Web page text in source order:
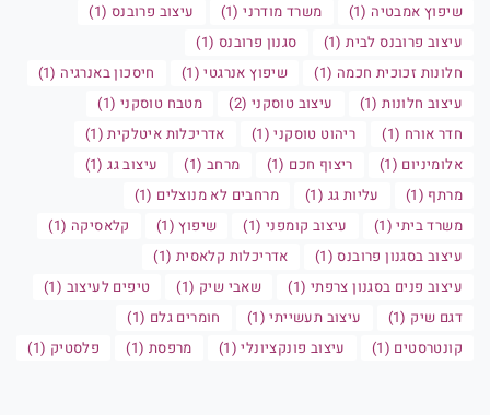
שיפוץ אמבטיה (1)
משרד מודרני (1)
עיצוב פרובנס (1)
עיצוב פרובנס לבית (1)
סגנון פרובנס (1)
חלונות זכוכית חכמה (1)
שיפוץ אנרגטי (1)
חיסכון באנרגיה (1)
עיצוב חלונות (1)
עיצוב טוסקני (2)
מטבח טוסקני (1)
חדר אורח (1)
ריהוט טוסקני (1)
אדריכלות איטלקית (1)
אלומיניום (1)
ריצוף חכם (1) מרחב (1)
עיצוב גג (1)
מרתף (1)
עליות גג (1)
מרחבים לא מנוצלים (1)
משרד ביתי (1)
עיצוב קומפני (1) שיפוץ (1)
קלאסיקה (1)
עיצוב בסגנון פרובנס (1)
אדריכלות קלאסית (1)
עיצוב פנים בסגנון צרפתי (1)
שאבי שיק (1)
טיפים לעיצוב (1)
דגם שיק (1)
עיצוב תעשייתי (1)
חומרים גלם (1)
קונטרסטים (1)
עיצוב פונקציונלי (1) מרפסת (1) פלסטיק (1)